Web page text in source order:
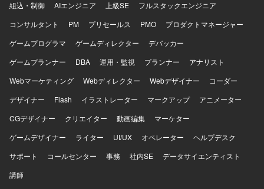
ンドの領域を限定せず、プロダクト全体の課題に向き合え
や事業上の優先順位を踏まえて判断できる方、不具合や個
別要望への対応をプロダクトの改善につなげられる方を歓
者を巻き込みながら開発を進められる方、プロダクトマネ
ージャーやプロジェクトマネージャーと建設的に議論でき
る方、チームメンバーの経験や強みを尊重しつつ技術的な
支援やナレッジ共有ができる方にご参画いただきたいと考
な改善に取り組める方を期待しています。 【ポジションの
魅力】 AI音声プロダクトを実際のコンタクトセンターへ導
トを改善していくフェーズに携わることができます。決め
られた仕様を実装するだけではなく、顧客環境で発生して
いる課題を整理し、プロダクトとして再利用可能な機能や
組込・制御
AIエンジニア 上級SE
フルスタックエンジニア
コンサルタント
PM プリセールス PMO
プロダクトマネージャー
ゲームプログラマ
ゲームディレクター
デバッカー
ゲームプランナー
DBA 運用・監視 プランナー
アナリスト
Webマーケティング
Webディレクター Webデザイナー
コーダー
デザイナー
Flash イラストレーター マークアップ
アニメーター
CGデザイナー
クリエイター 動画編集
マーケター
ゲームデザイナー
ライター UI/UX オペレーター
ヘルプデスク
サポート
コールセンター 事務 社内SE
データサイエンティスト
講師